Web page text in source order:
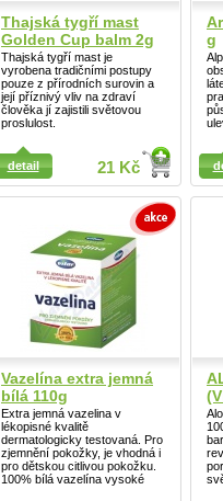
Thajská tygří mast
Golden Cup balm 2g
Thajská tygří mast je
vyrobena tradičními postupy
pouze z přírodních surovin a
její příznivý vliv na zdraví
člověka jí zajistili světovou
proslulost.
21 Kč
detail
g
Detail
Vazelína extra jemná
bílá 110g
Extra jemná vazelina v
lékopisné kvalitě
dermatologicky testovaná. Pro
zjemnění pokožky, je vhodná i
pro dětskou citlivou pokožku.
100% bílá vazelína vysoké